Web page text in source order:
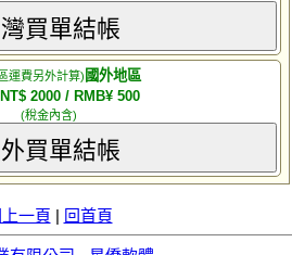
買單結帳
運費另外計算) 國外地區
2000 / RMB¥ 500
(稅金內含)
買單結帳
上一頁 | 回首頁